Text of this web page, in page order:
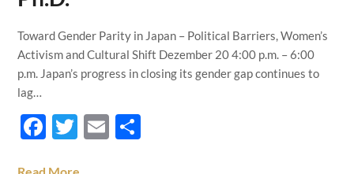
Toward Gender Parity in Japan – Political Barriers, Women’s
Activism and Cultural Shift Dezember 20 4:00 p.m. – 6:00
p.m. Japan’s progress in closing its gender gap continues to
lag…
Facebook
Twitter
Email